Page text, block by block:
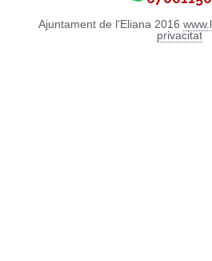
Ajuntament de l'Eliana 2016
privacitat